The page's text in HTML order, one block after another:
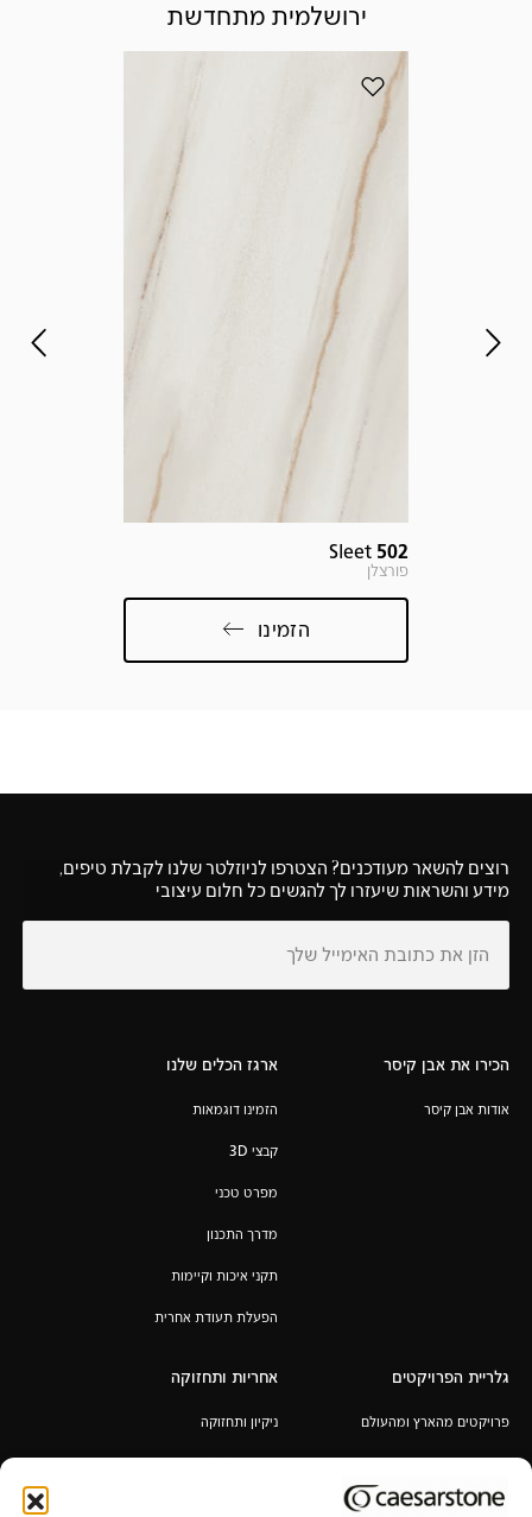
ירושלמית מתחדשת
הוסף את הדגם 502 Sleet למועדפים
502
Sleet
פורצלן
הזמינו
רוצים להשאר מעודכנים? הצטרפו לניוזלטר שלנו לקבלת טיפים,
מידע והשראות שיעזרו לך להגשים כל חלום עיצובי
הכירו את אבן קיסר
אודות אבן קיסר
ארגז הכלים שלנו
הזמינו דוגמאות
קבצי 3D
מפרט טכני
מדרך התכנון
תקני איכות וקיימות
הפעלת תעודת אחרית
גלריית הפרויקטים
פרויקטים מהארץ ומהעולם
אחריות ותחזוקה
ניקיון ותחזוקה
אחריות לכל החיים